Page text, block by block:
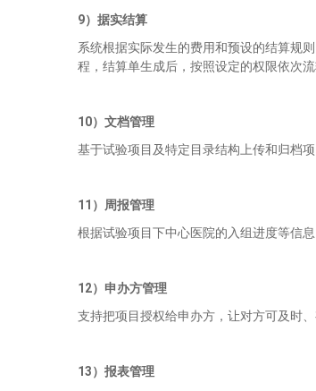
9）据实结算
系统根据实际发生的费用和预设的结算规
程，结算单生成后，按照设定的权限依次
10）文档管理
基于试验项目及特定目录结构上传和归档
11 ）周报管理
根据试验项目下中心医院的入组进度等信
12）申办方管理
支持把项目授权给申办方，让对方可及时
13）报表管理